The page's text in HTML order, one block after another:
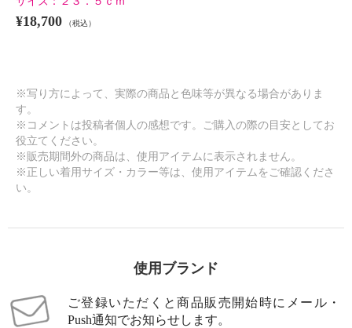
¥18,700 （税込）
※写り方によって、実際の商品と色味等が異なる場合がありま
す。
※コメントは投稿者個人の感想です。ご購入の際の目安としてお
役立てください。
※販売期間外の商品は、使用アイテムに表示されません。
※正しい着用サイズ・カラー等は、使用アイテムをご確認くださ
い。
使用ブランド
ご登録いただくと商品販売開始時にメール・
Push通知でお知らせします。